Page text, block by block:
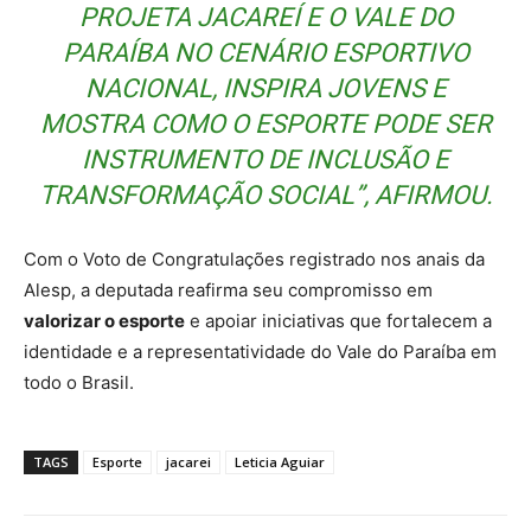
PROJETA JACAREÍ E O VALE DO
PARAÍBA NO CENÁRIO ESPORTIVO
NACIONAL, INSPIRA JOVENS E
MOSTRA COMO O ESPORTE PODE SER
INSTRUMENTO DE INCLUSÃO E
TRANSFORMAÇÃO SOCIAL”, AFIRMOU.
Com o Voto de Congratulações registrado nos anais da
Alesp, a deputada reafirma seu compromisso em
valorizar o esporte e apoiar iniciativas que fortalecem a
identidade e a representatividade do Vale do Paraíba em
todo o Brasil.
TAGS Esporte jacarei Leticia Aguiar